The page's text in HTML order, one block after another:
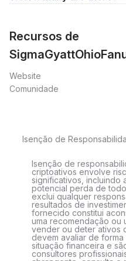
Recursos de
Website
Comunidade
Isenção de
Isenção de
criptoativos envolve
significativos, incluindo
potencial perda de
exclui qualquer
resultados de
fornecido constitui
uma recomendação ou
vender ou deter ativos
devem avaliar de
situação financeira e
consultores